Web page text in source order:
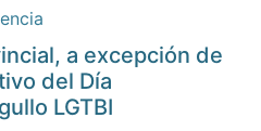
a excepción de
del Día
LGTBI